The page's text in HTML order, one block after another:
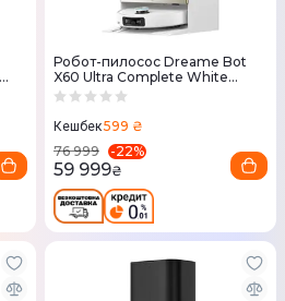
Робот-пилосос Dreame Bot
X60 Ultra Complete White
(RLX87DE-wh)
Кешбек599 ₴
76 999
-22%
59 999₴